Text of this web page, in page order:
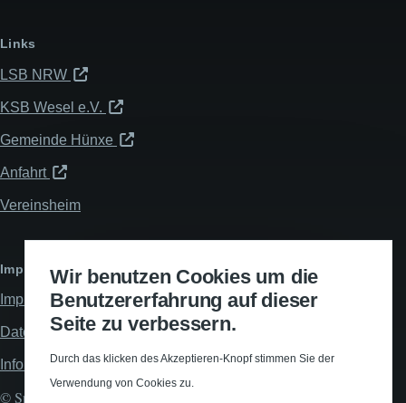
Wir benutzen Cookies um die
Benutzererfahrung auf dieser
Seite zu verbessern.
Durch das klicken des Akzeptieren-Knopf stimmen Sie der
Verwendung von Cookies zu.
Links
LSB NRW
KSB Wesel e.V.
Gemeinde Hünxe
Anfahrt
Vereinsheim
Impressum & Datenschutz
Impressum
Datenschutzerklärung
Informationspflichten
© Spiel- und Turnverein Hünxe 1912 e.V., All rights reserved.